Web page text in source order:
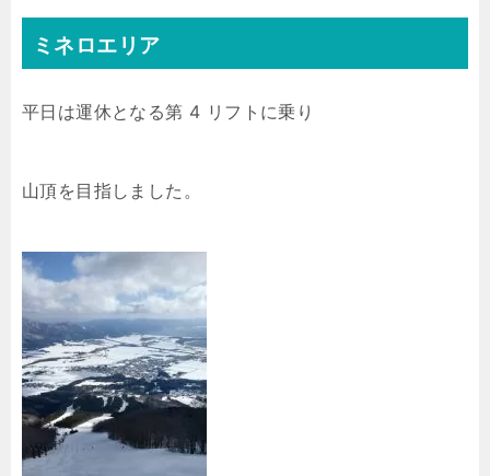
ミネロエリア
平日は運休となる第 4 リフトに乗り
山頂を目指しました。